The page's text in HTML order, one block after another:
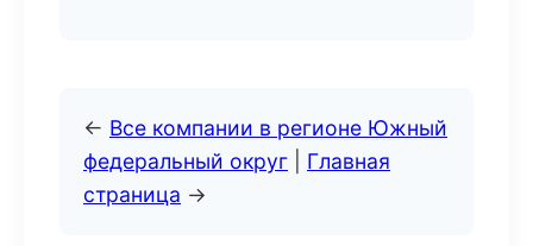
← Все компании в регионе Южный
федеральный округ
Главная
страница →